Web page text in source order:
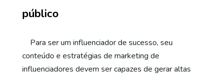
público
Para ser um influenciador de sucesso, seu
conteúdo e estratégias de marketing de
influenciadores devem ser capazes de gerar altas